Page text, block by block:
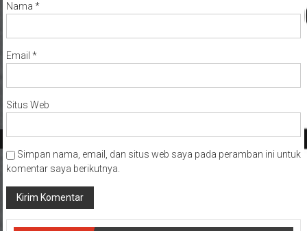
Nama *
Email *
Situs Web
Simpan nama, email, dan situs web saya pada peramban ini untuk
komentar saya berikutnya.